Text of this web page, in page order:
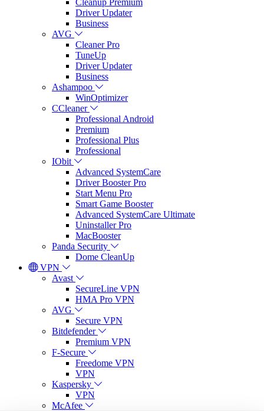
Driver Updater
Business
AVG
Cleaner Pro
TuneUp
Driver Updater
Business
Ashampoo
WinOptimizer
CCleaner
Professional Android
Premium
Professional Plus
Professional
IObit
Advanced SystemCare
Driver Booster Pro
Start Menu Pro
Smart Game Booster
Advanced SystemCare Ultimate
Uninstaller Pro
MacBooster
Panda Security
Dome CleanUp
VPN
Avast
SecureLine VPN
HMA Pro VPN
AVG
Secure VPN
Bitdefender
Premium VPN
F-Secure
Freedome VPN
VPN
Kaspersky
VPN
McAfee